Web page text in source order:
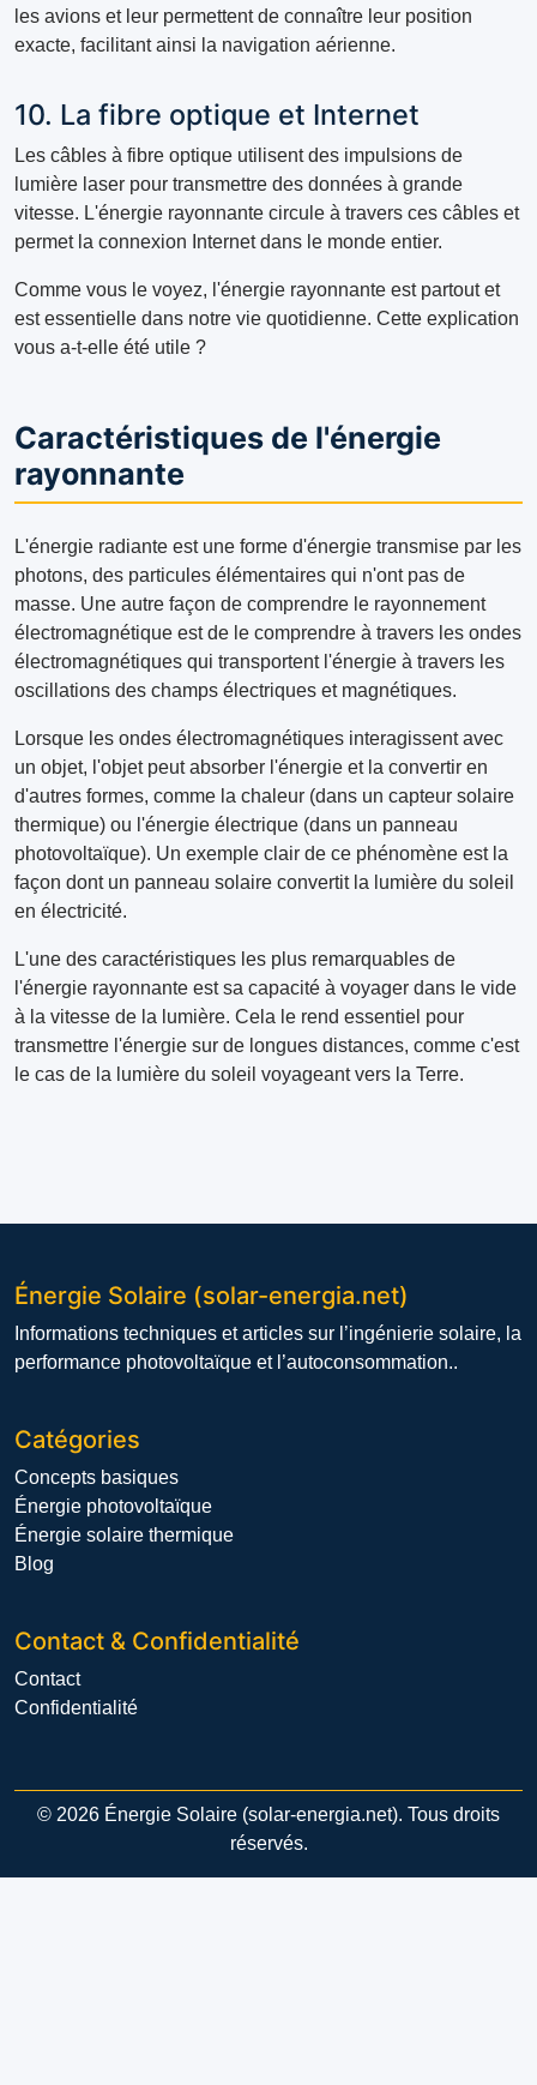
les avions et leur permettent de connaître leur position
exacte, facilitant ainsi la navigation aérienne.
10. La fibre optique et Internet
Les câbles à fibre optique utilisent des impulsions de
lumière laser pour transmettre des données à grande
vitesse. L'énergie rayonnante circule à travers ces câbles et
permet la connexion Internet dans le monde entier.
Comme vous le voyez, l'énergie rayonnante est partout et
est essentielle dans notre vie quotidienne. Cette explication
vous a-t-elle été utile ?
Caractéristiques de l'énergie
rayonnante
L'énergie radiante est une forme d'énergie transmise par les
photons, des particules élémentaires qui n'ont pas de
masse. Une autre façon de comprendre le rayonnement
électromagnétique est de le comprendre à travers les ondes
électromagnétiques qui transportent l'énergie à travers les
oscillations des champs électriques et magnétiques.
Lorsque les ondes électromagnétiques interagissent avec
un objet, l'objet peut absorber l'énergie et la convertir en
d'autres formes, comme la chaleur (dans un capteur solaire
thermique) ou l'énergie électrique (dans un panneau
photovoltaïque). Un exemple clair de ce phénomène est la
façon dont un panneau solaire convertit la lumière du soleil
en électricité.
L'une des caractéristiques les plus remarquables de
l'énergie rayonnante est sa capacité à voyager dans le vide
à la vitesse de la lumière. Cela le rend essentiel pour
transmettre l'énergie sur de longues distances, comme c'est
le cas de la lumière du soleil voyageant vers la Terre.
Énergie Solaire (solar-energia.net)
Informations techniques et articles sur l’ingénierie solaire, la
performance photovoltaïque et l’autoconsommation..
Catégories
Concepts basiques
Énergie photovoltaïque
Énergie solaire thermique
Blog
Contact & Confidentialité
Contact
Confidentialité
© 2026 Énergie Solaire (solar-energia.net). Tous droits
réservés.